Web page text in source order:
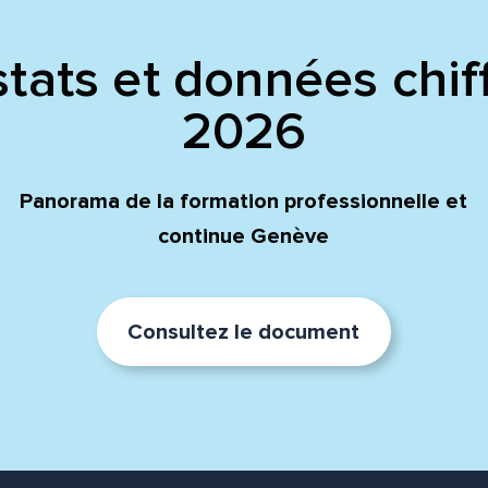
et données
2026
Panorama de la formation professionnelle et
continue Genève
Consultez le document